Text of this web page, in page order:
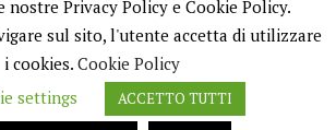
PORTALE GESTITO DA FRANCESCO TV - PARTITA IVA
nostre Privacy Policy e Cookie Policy.
sul sito, l'utente accetta di utilizzare
i cookies. Cookie Policy
settings
ACCETTO TUTTI